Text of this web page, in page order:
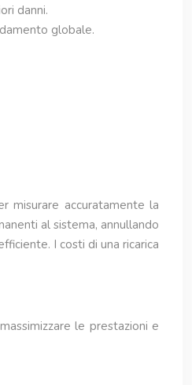
danni.
globale.
misurare accuratamente la
al sistema, annullando
I costi di una ricarica
le prestazioni e